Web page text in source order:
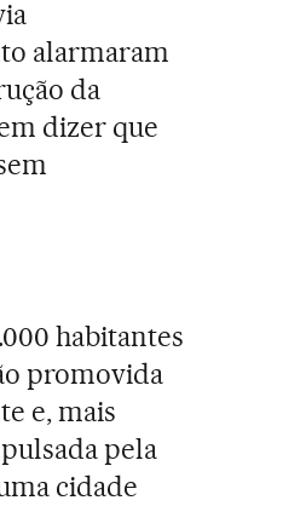
alarmaram
da
dizer que
habitantes
promovida
e, mais
pela
cidade